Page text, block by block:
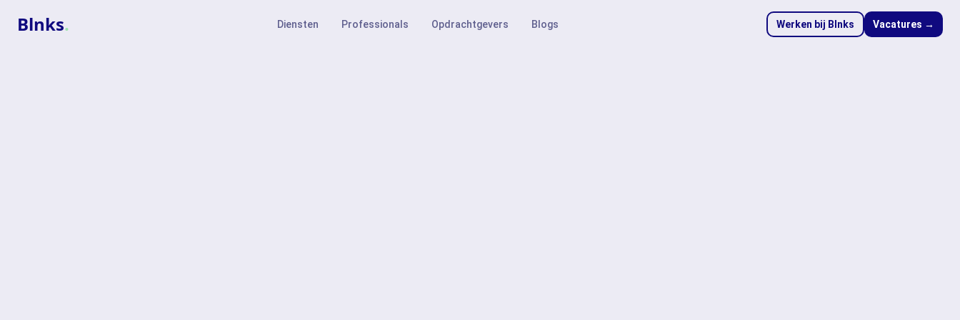
Blnks. Diensten Professionals Opdrachtgevers Blogs Werken bij Blnks Vacatures →